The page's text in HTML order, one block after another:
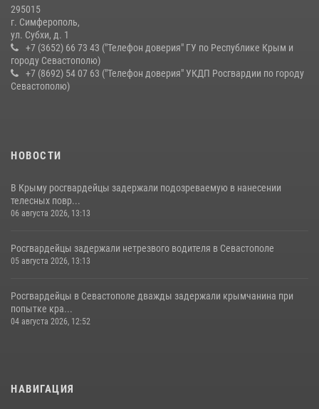
10 июля 2026, 15:10
295015
г. Симферополь,
ул. Субхи, д. 1
+7 (3652) 66 73 43 ("Телефон доверия" ГУ по Республике Крым и
городу Севастополю)
+7 (8692) 54 07 63 ("Телефон доверия" УКДП Росгвардии по городу
Севастополю)
НОВОСТИ
В Крыму росгвардейцы задержали подозреваемую в нанесении
телесных повр...
06 августа 2026, 13:13
Росгвардейцы задержали нетрезвого водителя в Севастополе
05 августа 2026, 13:13
Росгвардейцы в Севастополе дважды задержали крымчанина при
попытке кра...
04 августа 2026, 12:52
НАВИГАЦИЯ